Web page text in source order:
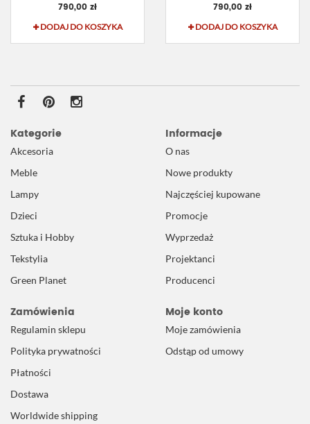
790,00 zł
DODAJ DO KOSZYKA
790,00 zł
DODAJ DO KOSZYKA
Kategorie
Akcesoria
Meble
Lampy
Dzieci
Sztuka i Hobby
Tekstylia
Green Planet
Informacje
O nas
Nowe produkty
Najczęściej kupowane
Promocje
Wyprzedaż
Projektanci
Producenci
Zamówienia
Regulamin sklepu
Polityka prywatności
Płatności
Dostawa
Worldwide shipping
Moje konto
Moje zamówienia
Odstąp od umowy